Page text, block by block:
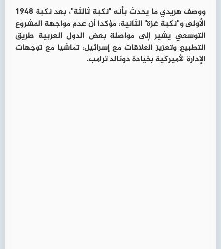
ووصف هريدي ما يحدث بأنه "نكبة ثالثة"، بعد نكبة 1948
الأولى و"نكبة غزة" الثانية، مؤكدا أن عدم مواجهة المشروع
التوسعي يشير إلى مواصلة بعض الدول العربية طريق
التطبيع وتعزيز العلاقات مع إسرائيل، تماشيا مع توجهات
الإدارة الأميركية بقيادة دونالد ترامب.